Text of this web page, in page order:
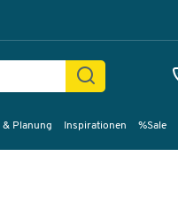
& Planung Inspirationen %Sale